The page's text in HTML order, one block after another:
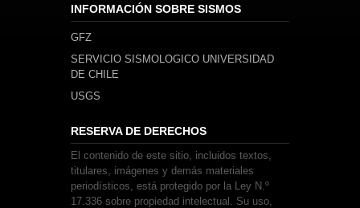
INFORMACIÓN SOBRE SISMOS
GFZ
SERVICIO SISMOLOGICO UNIVERSIDAD
DE CHILE
USGS
RESERVA DE DERECHOS
El contenido de este sitio, incluidos textos,
titulares, imágenes y demás materiales
periodísticos, está protegido por la Ley N.º
17.336 sobre propiedad intelectual. Su uso,